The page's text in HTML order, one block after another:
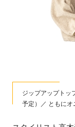
ジップアップトッ
予定）／ ともにオ